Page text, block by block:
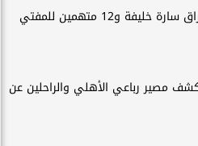
إحالة أوراق سارة خليفة و12 متهمين للمفتي
مصير رباعي الأهلي والراحلين عن